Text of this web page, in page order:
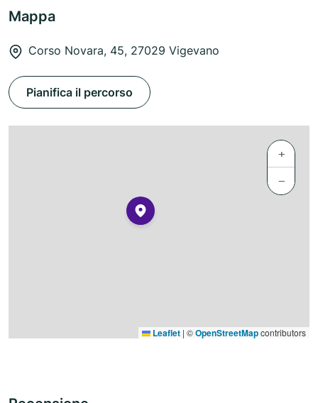
Mappa
Corso Novara, 45, 27029 Vigevano
Pianifica il percorso
+
−
Leaflet | ©OpenStreetMapcontributors